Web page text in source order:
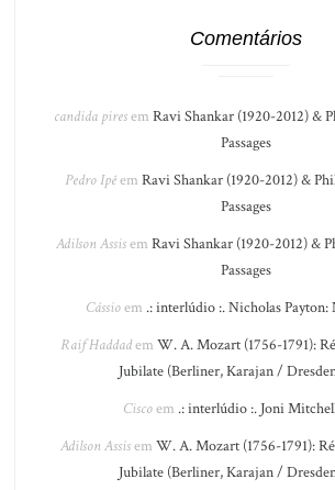
Comentários
candida piresem Ravi Shankar (1920-2012) &
Passages
Pedro Ipêem Ravi Shankar (1920-2012) &
Passages
Adilson Assisem Ravi Shankar (1920-2012) &
Passages
Cássioem .: interlúdio :. Nicholas
Raif Haddadem W. A. Mozart (1756-1791):
Jubilate (Berliner, Karajan /
Ciscoem .: interlúdio :. Joni
Adilson Assisem W. A. Mozart (1756-1791):
Jubilate (Berliner, Karajan /